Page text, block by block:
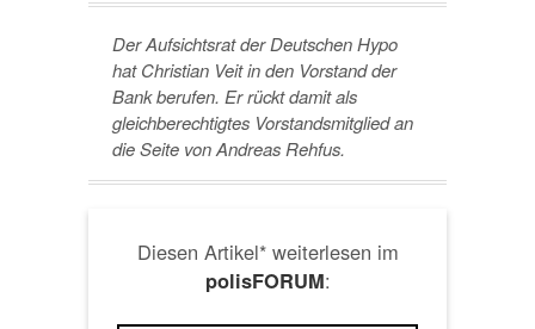
Der Aufsichtsrat der Deutschen Hypo
hat Christian Veit in den Vorstand der
Bank berufen. Er rückt damit als
gleichberechtigtes Vorstandsmitglied an
die Seite von Andreas Rehfus.
Diesen Artikel* weiterlesen im
polisFORUM: